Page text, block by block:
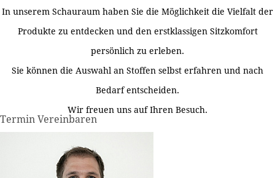
In unserem Schauraum haben Sie die Möglichkeit die Vielfalt der
Produkte zu entdecken und den erstklassigen Sitzkomfort
persönlich zu erleben.
Sie können die Auswahl an Stoffen selbst erfahren und nach
Bedarf entscheiden.
Wir freuen uns auf Ihren Besuch.
Termin Vereinbaren